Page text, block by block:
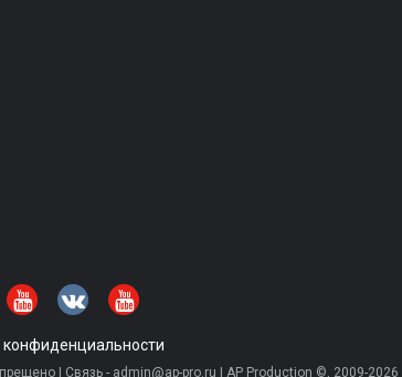
конфиденциальности
| Связь - admin@ap-pro.ru | AP Production ©, 2009-2026 |